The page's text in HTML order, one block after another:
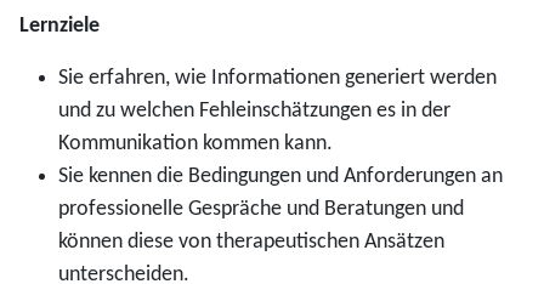
Lernziele
Sie erfahren, wie Informationen generiert werden
und zu welchen Fehleinschätzungen es in der
Kommunikation kommen kann.
Sie kennen die Bedingungen und Anforderungen an
professionelle Gespräche und Beratungen und
können diese von therapeutischen Ansätzen
unterscheiden.